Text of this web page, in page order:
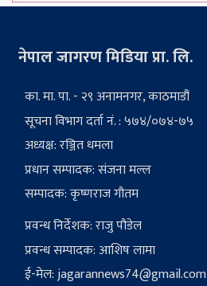
नेपाल जागरण मिडिया प्रा. लि.
का. मा. पा. - २९ अनामनगर, काठमाडौं
सूचना विभाग दर्ता नं. : ५७४/०७४-७५
अध्यक्ष: रञ्जित धमला
प्रधान सम्पादक: संजना मल्ल
सम्पादक: कृष्णराज गौतम
प्रवन्ध निर्देशक: राजु पौडेल
प्रवन्ध सम्पादक: आशिष लामा
ई-मेल:jagarannews74@gmail.com